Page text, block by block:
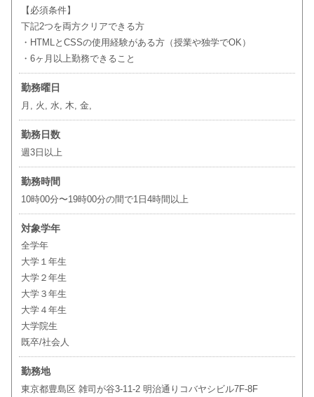
【必須条件】
下記2つを両方クリアできる方
・HTMLとCSSの使用経験がある方（授業や独学でOK）
・6ヶ月以上勤務できること
勤務曜日
月, 火, 水, 木, 金,
勤務日数
週3日以上
勤務時間
10時00分〜19時00分の間で1日4時間以上
対象学年
全学年
大学１年生
大学２年生
大学３年生
大学４年生
大学院生
既卒/社会人
勤務地
東京都豊島区 雑司が谷3-11-2 明治通りコバヤシビル7F-8F